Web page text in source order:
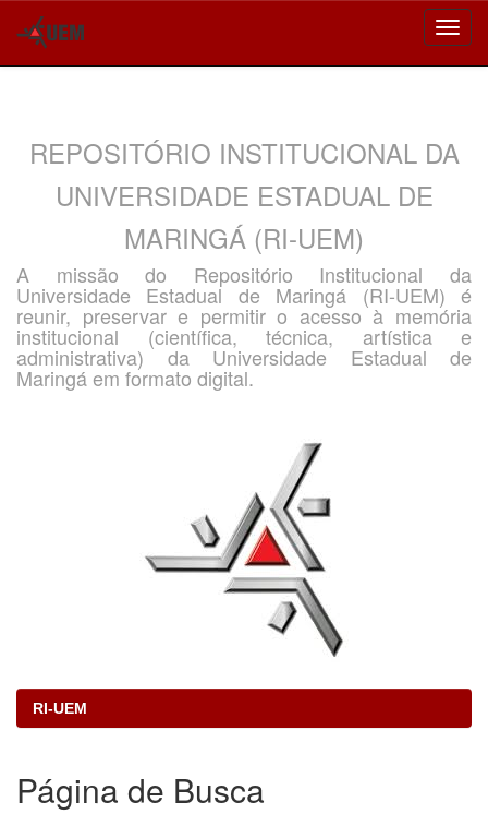
REPOSITÓRIO INSTITUCIONAL DA
UNIVERSIDADE ESTADUAL DE
MARINGÁ (RI-UEM)
A missão do Repositório Institucional da
Universidade Estadual de Maringá (RI-UEM) é
reunir, preservar e permitir o acesso à memória
institucional (científica, técnica, artística e
administrativa) da Universidade Estadual de
Maringá em formato digital.
RI-UEM
Página de Busca